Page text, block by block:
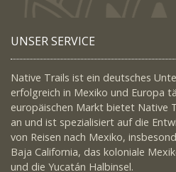
UNSER SERVICE
Native Trails ist ein deutsches
erfolgreich in Mexiko und Europa
europäischen Markt bietet Native
an und ist spezialisiert auf die
von Reisen nach Mexiko,
Baja California, das koloniale
und die Yucatán Halbinsel.